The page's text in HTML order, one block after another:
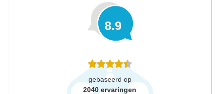
8.9
gebaseerd op
2040 ervaringen